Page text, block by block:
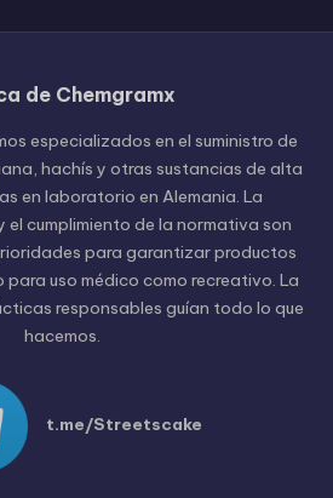
de Chemgramx
especializados en el suministro de
hachís y otras sustancias de alta
en laboratorio en Alemania. La
el cumplimiento de la normativa son
para garantizar productos
uso médico como recreativo. La
responsables guían todo lo que
hacemos.
t.me/Streetscake
English (United States)
Czech
Polish
Hungarian